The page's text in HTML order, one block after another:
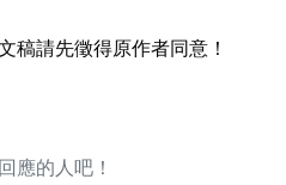
稿請先徵得原作者同意！
應的人吧！